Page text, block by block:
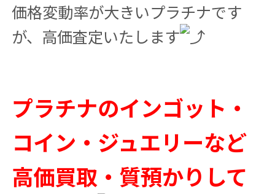
価格変動率が大きいプラチナです
が、高価査定いたします
プラチナのインゴット・
コイン・ジュエリーなど
高価買取・質預かりして